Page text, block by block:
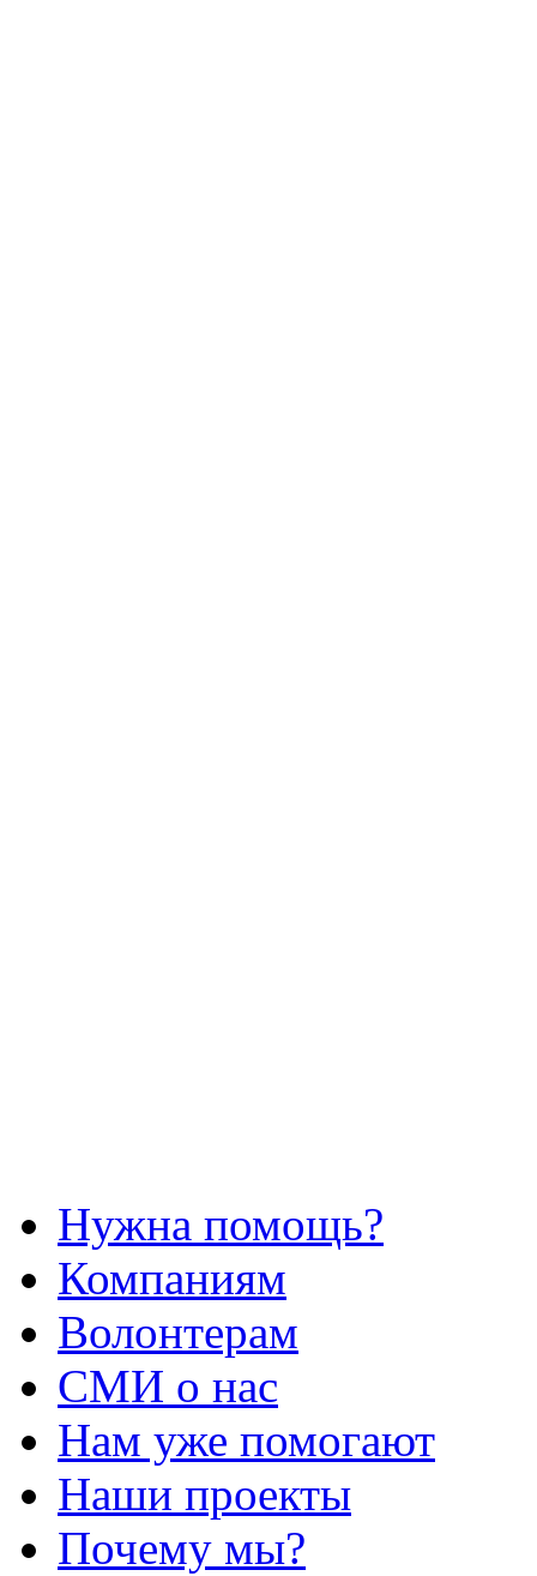
Нужна помощь?
Компаниям
Волонтерам
СМИ о нас
Нам уже помогают
Наши проекты
Почему мы?